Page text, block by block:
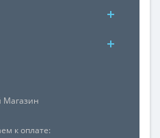
к оплате: